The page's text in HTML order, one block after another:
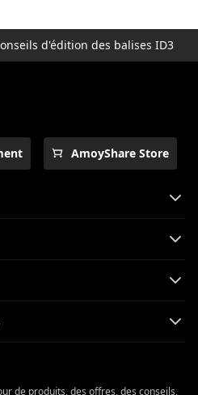
d'édition des balises ID3
AmoyShare Store
de produits, des offres, des conseils,